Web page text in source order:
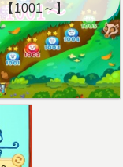
【1001～】